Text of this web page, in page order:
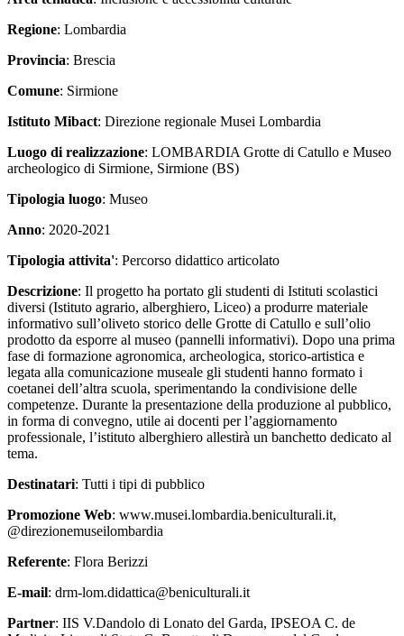
Regione: Lombardia
Provincia: Brescia
Comune: Sirmione
Istituto Mibact: Direzione regionale Musei Lombardia
Luogo di realizzazione: LOMBARDIA Grotte di Catullo e Museo
archeologico di Sirmione, Sirmione (BS)
Tipologia luogo: Museo
Anno: 2020-2021
Tipologia attivita': Percorso didattico articolato
Descrizione: Il progetto ha portato gli studenti di Istituti scolastici
diversi (Istituto agrario, alberghiero, Liceo) a produrre materiale
informativo sull’oliveto storico delle Grotte di Catullo e sull’olio
prodotto da esporre al museo (pannelli informativi). Dopo una prima
fase di formazione agronomica, archeologica, storico-artistica e
legata alla comunicazione museale gli studenti hanno formato i
coetanei dell’altra scuola, sperimentando la condivisione delle
competenze. Durante la presentazione della produzione al pubblico,
in forma di convegno, utile ai docenti per l’aggiornamento
professionale, l’istituto alberghiero allestirà un banchetto dedicato al
tema.
Destinatari: Tutti i tipi di pubblico
Promozione Web: www.musei.lombardia.beniculturali.it,
@direzionemuseilombardia
Referente: Flora Berizzi
E-mail: drm-lom.didattica@beniculturali.it
Partner: IIS V.Dandolo di Lonato del Garda, IPSEOA C. de